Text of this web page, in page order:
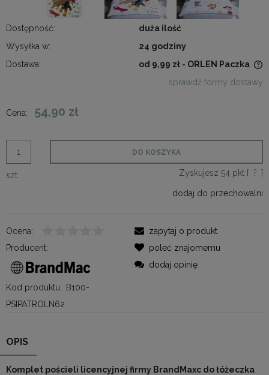
Dostępność:
duża ilość
Wysyłka w:
24 godziny
Dostawa:
od 9,99 zł - ORLEN Paczka
sprawdź formy dostawy
Cena: 54,90 zł
szt.
DO KOSZYKA
Zyskujesz 54 pkt [ ? ]
dodaj do przechowalni
Ocena:
Producent:
Kod produktu:
B100-
PSIPATROLN62
zapytaj o produkt
poleć znajomemu
dodaj opinię
OPIS
Komplet pościeli licencyjnej firmy BrandMaxc do łóżeczka